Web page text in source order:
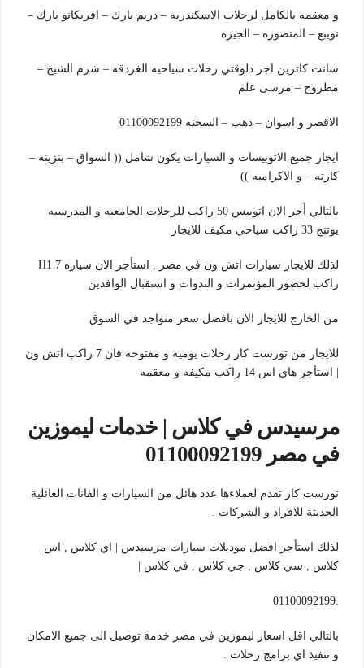
و معقمه بالكامل لرحلات الاسكندريه – دريم بارك – افريكانو بارك –
نويبع – المنصوره – الجيزه
سانت كاترين اجر دلوقتي رحلات سياحيه الغردقه – شرم الشيخ –
مطروح – مرسى علم
الاقصر و اسوان – دهب – السخنه 01100092199
ايجار جميع الاتوبيسات و السيارات يكون شامل (( السواق – بنزينه –
كارته – و الاكراميه ))
بالتالي أجر الان اتوبيس 50 راكب للرحلات الجامعيه و المدرسيه
يوتنج 33 راكب سياحي مكيف للايجار
لذلك للايجار سيارات اتش ون في مصر , استأجر الان سياره H1 7
راكب لحضور المؤتمرات و الندوات و استقبال الوافدين
من الخارج للايجار الان بافضل سعر متواجد في السوق
للايجار من تورست كار رحلات يوميه و مفتوحه فان 7 راكب اتش ون
| استأجر هاي اس 14 راكب مكيفه و معقمه
مرسيدس في كلاس | خدمات ليموزين
في مصر 01100092199
تورست كار تقدم لعملاءها عدد هائل من السيارات و الفانات العائلية
الحديثة للافراد و الشركات .
لذلك استأجر افضل موديلات سيارات مرسيدس | اي كلاس , اس
كلاس , سي كلاس , جي كلاس , في كلاس |
.01100092199
بالتالي اقل اسعار ليموزين في مصر خدمة توصيل الى جميع الامكان
و تنفيذ اي برامج رحلات .